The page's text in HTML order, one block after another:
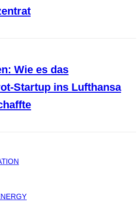
Wie es das
Startup ins Lufthansa